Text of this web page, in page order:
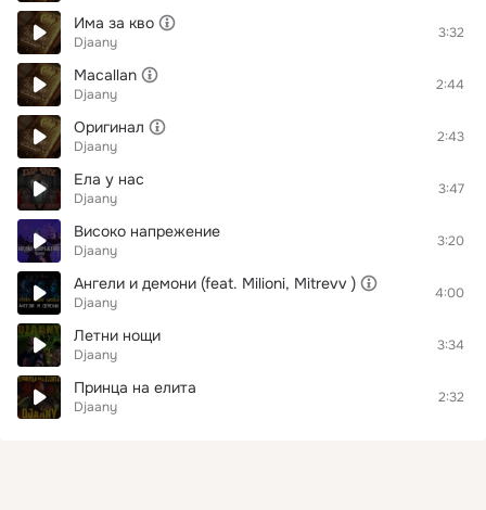
Има за кво
Djaany
3:32
Macallan
Djaany
2:44
Оригинал
Djaany
2:43
Ела у нас
Djaany
3:47
Високо напрежение
Djaany
3:20
Ангели и демони (feat. Milioni, Mitrevv )
Djaany
4:00
Летни нощи
Djaany
3:34
Принца на елита
Djaany
2:32